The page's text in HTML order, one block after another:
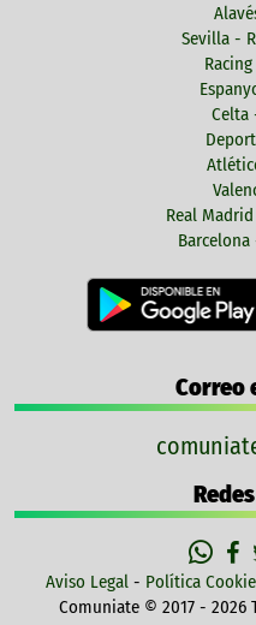
Sevilla -
Celta
Real
Correo
Aviso Legal - Política
Comuniate © 2017 - 2026